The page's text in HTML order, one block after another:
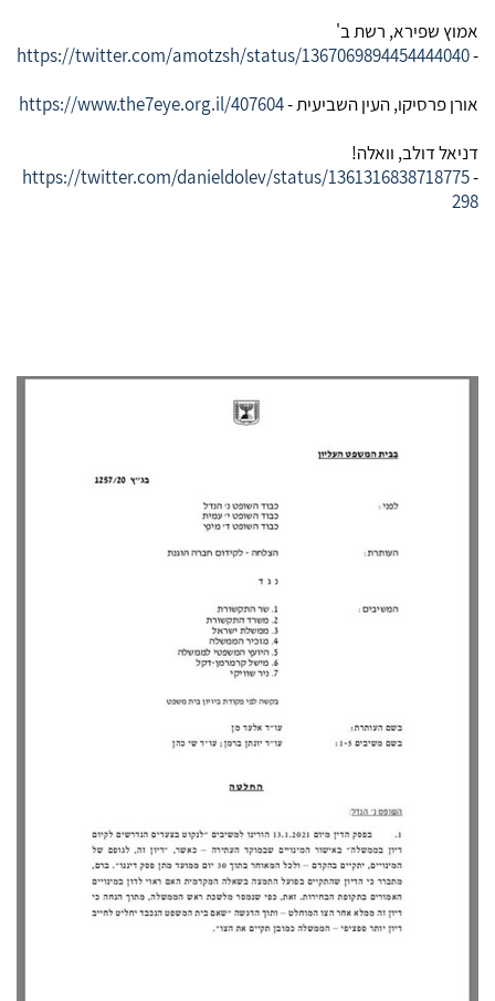
אמוץ שפירא, רשת ב'
-
https://twitter.com/amotzsh/status/1367069894454444040
אורן פרסיקו, העין השביעית -https://www.the7eye.org.il/407604
דניאל דולב, וואלה!
-
https://twitter.com/danieldolev/status/1361316838718775
298